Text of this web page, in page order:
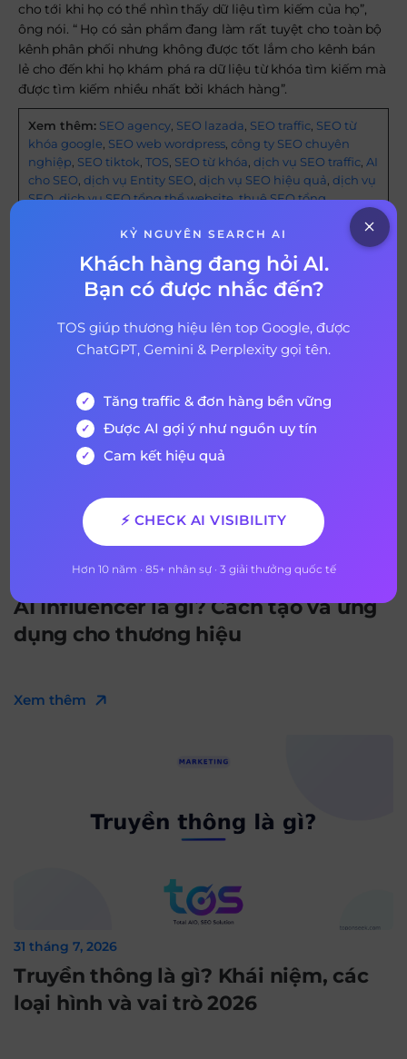
cho tới khi họ có thể nhìn thấy dữ liệu tìm kiếm của họ”,
ông nói. “ Họ có sản phẩm đang làm rất tuyệt cho toàn bộ
kênh phân phối nhưng không được tốt lắm cho kênh bán
lẻ cho đến khi họ khám phá ra dữ liệu từ khóa tìm kiếm mà
được tìm kiếm nhiều nhất bởi khách hàng”.
Xem thêm: SEO agency SEO lazada SEO traffic SEO từ
khóa google SEO web wordpress công ty SEO chuyên
nghiệp SEO tiktok TOS SEO từ khóa dịch vụ SEO traffic AI
cho SEO dịch vụ Entity SEO dịch vụ SEO hiệu quả dịch vụ
SEO,dịch vụ SEO tổng thể website,thuê SEO tổng
dịch vụ SEO từ khóa Top
GPT cho SEO
Bài viết mới nhất
31 tháng 7, 2026
AI Influencer là gì? Cách tạo và ứng
dụng cho thương hiệu
Xem thêm
31 tháng 7, 2026
Truyền thông là gì? Khái niệm, các
loại hình và vai trò 2026
KỶ NGUYÊN SEARCH AI
Khách hàng đang hỏi AI.
Bạn có được nhắc đến?
TOS giúp thương hiệu lên top Google, được
ChatGPT, Gemini & Perplexity gọi tên.
Tăng traffic & đơn hàng bền vững
Được AI gợi ý như nguồn uy tín
Cam kết hiệu quả
⚡ CHECK AI VISIBILITY
Hơn 10 năm · 85+ nhân sự · 3 giải thưởng quốc tế